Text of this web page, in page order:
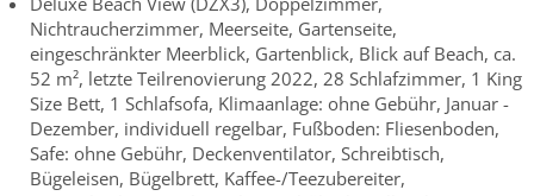
Nichtraucherzimmer, Meerseite, Gartenseite,
eingeschränkter Meerblick, Gartenblick, Blick auf Beach, ca.
52 m², letzte Teilrenovierung 2022, 28 Schlafzimmer, 1 King
Size Bett, 1 Schlafsofa, Klimaanlage: ohne Gebühr, Januar -
Dezember, individuell regelbar, Fußboden: Fliesenboden,
Safe: ohne Gebühr, Deckenventilator, Schreibtisch,
Bügeleisen, Bügelbrett, Kaffee-/Teezubereiter,